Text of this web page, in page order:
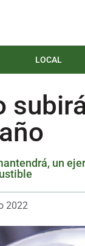
LOCAL
un
2022